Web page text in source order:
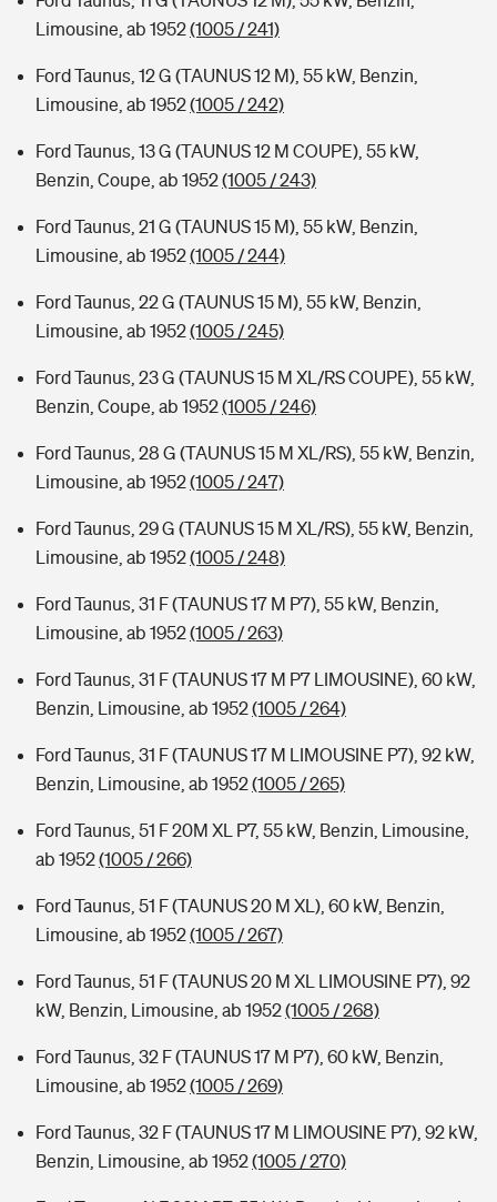
Limousine, ab 1952(1005 / 241)
Ford Taunus, 12 G (TAUNUS 12 M), 55 kW, Benzin,
Limousine, ab 1952(1005 / 242)
Ford Taunus, 13 G (TAUNUS 12 M COUPE), 55 kW,
Benzin, Coupe, ab 1952(1005 / 243)
Ford Taunus, 21 G (TAUNUS 15 M), 55 kW, Benzin,
Limousine, ab 1952(1005 / 244)
Ford Taunus, 22 G (TAUNUS 15 M), 55 kW, Benzin,
Limousine, ab 1952(1005 / 245)
Ford Taunus, 23 G (TAUNUS 15 M XL/RS COUPE), 55 kW,
Benzin, Coupe, ab 1952(1005 / 246)
Ford Taunus, 28 G (TAUNUS 15 M XL/RS), 55 kW, Benzin,
Limousine, ab 1952(1005 / 247)
Ford Taunus, 29 G (TAUNUS 15 M XL/RS), 55 kW, Benzin,
Limousine, ab 1952(1005 / 248)
Ford Taunus, 31 F (TAUNUS 17 M P7), 55 kW, Benzin,
Limousine, ab 1952(1005 / 263)
Ford Taunus, 31 F (TAUNUS 17 M P7 LIMOUSINE), 60 kW,
Benzin, Limousine, ab 1952(1005 / 264)
Ford Taunus, 31 F (TAUNUS 17 M LIMOUSINE P7), 92 kW,
Benzin, Limousine, ab 1952(1005 / 265)
Ford Taunus, 51 F 20M XL P7, 55 kW, Benzin, Limousine,
ab 1952(1005 / 266)
Ford Taunus, 51 F (TAUNUS 20 M XL), 60 kW, Benzin,
Limousine, ab 1952(1005 / 267)
Ford Taunus, 51 F (TAUNUS 20 M XL LIMOUSINE P7), 92
kW, Benzin, Limousine, ab 1952(1005 / 268)
Ford Taunus, 32 F (TAUNUS 17 M P7), 60 kW, Benzin,
Limousine, ab 1952(1005 / 269)
Ford Taunus, 32 F (TAUNUS 17 M LIMOUSINE P7), 92 kW,
Benzin, Limousine, ab 1952(1005 / 270)